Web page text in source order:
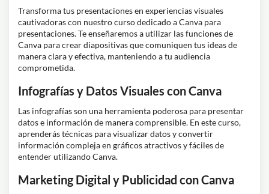
Transforma tus presentaciones en experiencias visuales
cautivadoras con nuestro curso dedicado a Canva para
presentaciones. Te enseñaremos a utilizar las funciones de
Canva para crear diapositivas que comuniquen tus ideas de
manera clara y efectiva, manteniendo a tu audiencia
comprometida.
Infografías y Datos Visuales con Canva
Las infografías son una herramienta poderosa para presentar
datos e información de manera comprensible. En este curso,
aprenderás técnicas para visualizar datos y convertir
información compleja en gráficos atractivos y fáciles de
entender utilizando Canva.
Marketing Digital y Publicidad con Canva